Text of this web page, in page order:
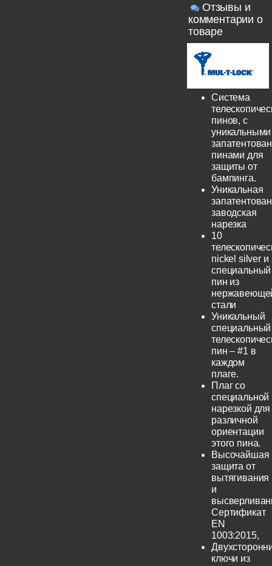
Отзывы и
комментарии о
товаре
Система
пинов, с
уникальными
пинами для
защиты от
бампинга.
Уникальная
заводская
нарезка
10
nickel silver и
специальный
пин из
стали
Уникальный
специальный
пин – #1 в
каждом
плаге.
Плаг со
специальной
нарезкой для
различной
ориентации
этого пина.
Высочайшая
защита от
вытягивания
и
Сертификат
EN
1003:2015,
ключи из